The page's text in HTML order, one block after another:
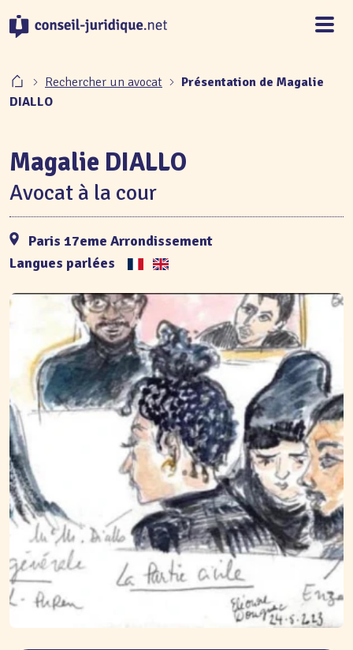
Rechercher un avocat
Présentation de Magalie
DIALLO
Magalie DIALLO
Avocat à la cour
Paris 17eme Arrondissement
Langues parlées